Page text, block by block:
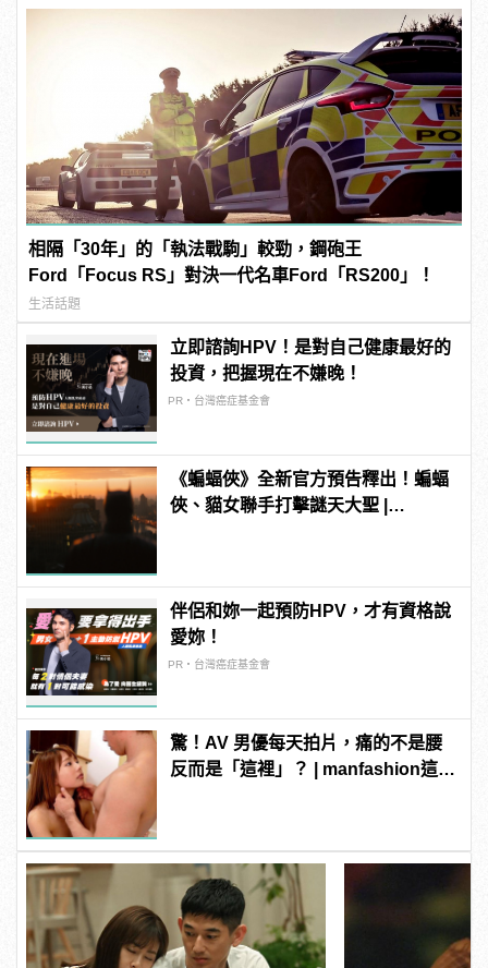
相隔「30年」的「執法戰駒」較勁，鋼砲王
Ford「Focus RS」對決一代名車Ford「RS200」！
生活話題
立即諮詢HPV！是對自己健康最好的
投資，把握現在不嫌晚！
PR・台灣癌症基金會
《蝙蝠俠》全新官方預告釋出！蝙蝠
俠、貓女聯手打擊謎天大聖 |
伴侶和妳一起預防HPV，才有資格說
愛妳！
PR・台灣癌症基金會
驚！AV 男優每天拍片，痛的不是腰
反而是「這裡」？ | manfashion這樣